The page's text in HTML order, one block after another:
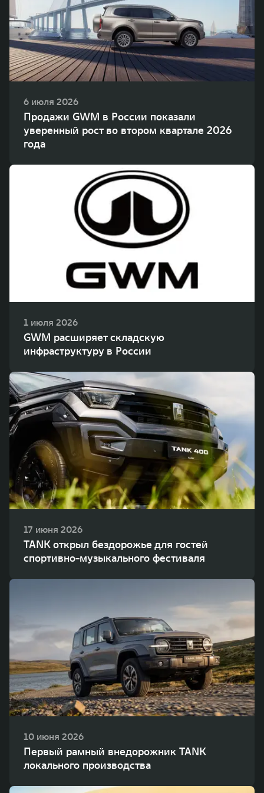
WEY 80
Масштаб возможностей
от 6 449 000 ₽
WEY 80 Лаундж
Масштаб возможностей
от 8 099 000 ₽
6 июля 2026
Продажи GWM в России показали
уверенный рост во втором квартале 2026
года
1 июля 2026
GWM расширяет складскую
инфраструктуру в России
17 июня 2026
TANK открыл бездорожье для гостей
спортивно-музыкального фестиваля
10 июня 2026
Первый рамный внедорожник TANK
локального производства